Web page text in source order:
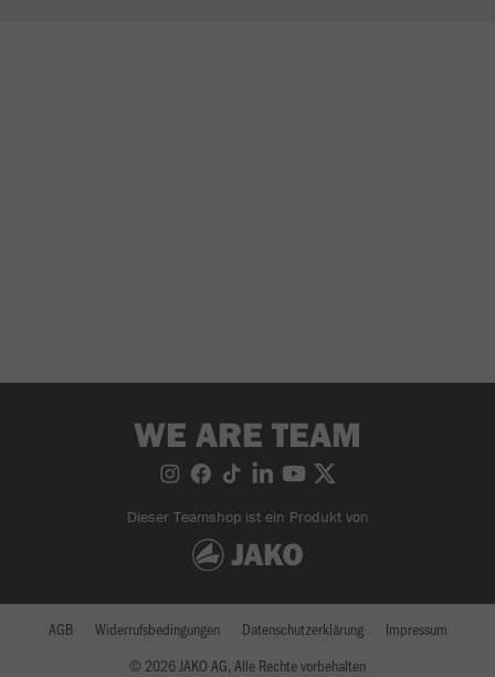
WE ARE TEAM
Dieser Teamshop ist ein Produkt von
© 2026 JAKO AG, Alle Rechte vorbehalten
AGB Widerrufsbedingungen Datenschutzerklärung Impressum